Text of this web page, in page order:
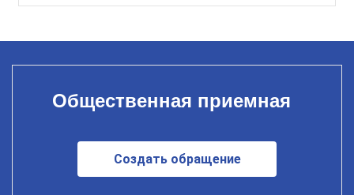
Общественная приемная
Создать обращение